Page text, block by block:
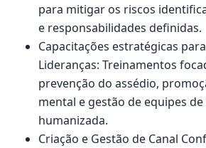
para mitigar os riscos
e responsabilidades definidas.
Capacitações estratégicas para
Lideranças: Treinamentos
prevenção do assédio,
mental e gestão de equipes
humanizada.
Criação e Gestão de Canal